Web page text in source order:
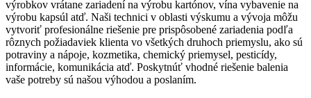
výrobkov vrátane zariadení na výrobu kartónov, vína vybavenie na
výrobu kapsúl atď. Naši technici v oblasti výskumu a vývoja môžu
vytvoriť profesionálne riešenie pre prispôsobené zariadenia podľa
rôznych požiadaviek klienta vo všetkých druhoch priemyslu, ako sú
potraviny a nápoje, kozmetika, chemický priemysel, pesticídy,
informácie, komunikácia atď. Poskytnúť vhodné riešenie balenia
vaše potreby sú našou výhodou a poslaním.